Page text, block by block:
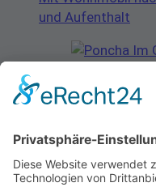
und Aufenthalt
Was ist Poncha?
Wo ist es am